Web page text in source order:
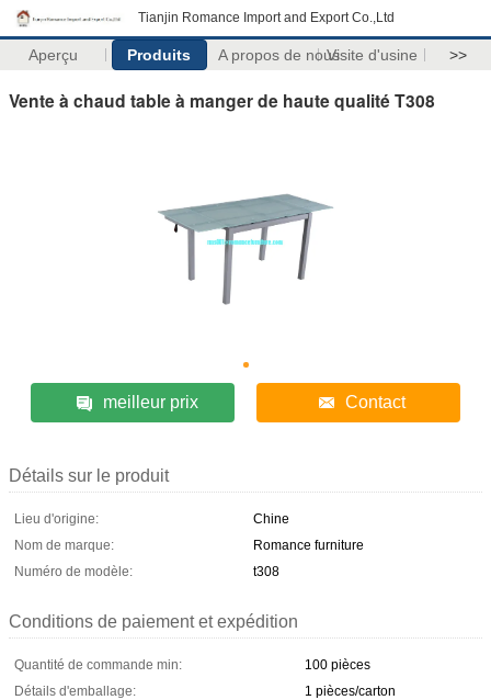
Tianjin Romance Import and Export Co.,Ltd
Aperçu Produits A propos de nousVisite d'usine >>
Vente à chaud table à manger de haute qualité T308
meilleur prix Contact
Détails sur le produit
Lieu d'origine:
Chine
Nom de marque:
Romance furniture
Numéro de modèle:
t308
Conditions de paiement et expédition
Quantité de commande min:
100 pièces
Détails d'emballage:
1 pièces/carton